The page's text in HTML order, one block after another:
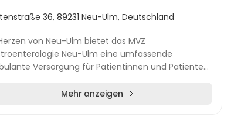
36, 89231 Neu-Ulm, Deutschland
von Neu-Ulm bietet das MVZ
Neu-Ulm eine umfassende
Versorgung für Patientinnen und Patienten
Mehr anzeigen